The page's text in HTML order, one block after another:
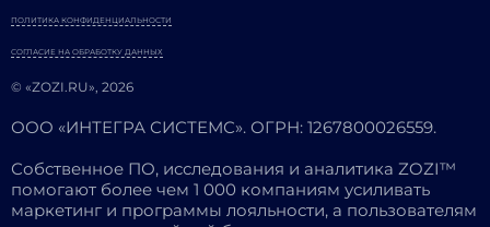
© «ZOZI.RU», 2026
ПОЛИТИКА КОНФИДЕНЦИАЛЬНОСТИ
СОГЛАСИЕ НА ОБРАБОТКУ ДАННЫХ
ООО «ИНТЕГРА СИСТЕМС». ОГРН: 1267800026559.
Собственное ПО, исследования и аналитика ZOZI™
помогают более чем 1 000 компаниям усиливать
маркетинг и программы лояльности, а пользователям